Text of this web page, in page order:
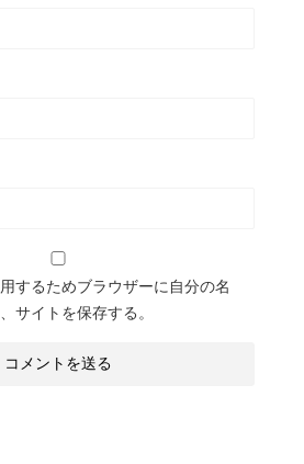
するためブラウザーに自分の名
サイトを保存する。